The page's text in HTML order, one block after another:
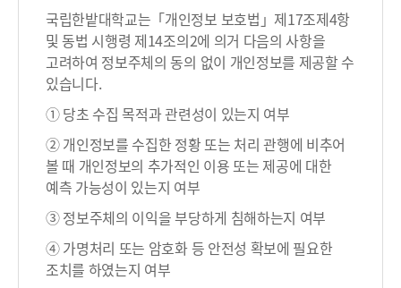
국립한밭대학교는「개인정보 보호법」제17조제4항
및 동법 시행령 제14조의2에 의거 다음의 사항을
고려하여 정보주체의 동의 없이 개인정보를 제공할 수
있습니다.
① 당초 수집 목적과 관련성이 있는지 여부
② 개인정보를 수집한 정황 또는 처리 관행에 비추어
볼 때 개인정보의 추가적인 이용 또는 제공에 대한
예측 가능성이 있는지 여부
③ 정보주체의 이익을 부당하게 침해하는지 여부
④ 가명처리 또는 암호화 등 안전성 확보에 필요한
조치를 하였는지 여부